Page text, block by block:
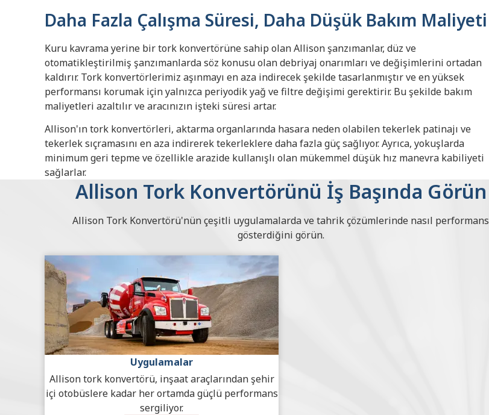
Daha Fazla Çalışma Süresi, Daha Düşük Bakım Maliyeti
Kuru kavrama yerine bir tork konvertörüne sahip olan Allison şanzımanlar, düz ve
otomatikleştirilmiş şanzımanlarda söz konusu olan debriyaj onarımları ve değişimlerini ortadan
kaldırır. Tork konvertörlerimiz aşınmayı en aza indirecek şekilde tasarlanmıştır ve en yüksek
performansı korumak için yalnızca periyodik yağ ve filtre değişimi gerektirir. Bu şekilde bakım
maliyetleri azaltılır ve aracınızın işteki süresi artar.
Allison'ın tork konvertörleri, aktarma organlarında hasara neden olabilen tekerlek patinajı ve
tekerlek sıçramasını en aza indirerek tekerleklere daha fazla güç sağlıyor. Ayrıca, yokuşlarda
minimum geri tepme ve özellikle arazide kullanışlı olan mükemmel düşük hız manevra kabiliyeti
sağlarlar.
Allison Tork Konvertörünü İş Başında Görün
Allison Tork Konvertörü'nün çeşitli uygulamalarda ve tahrik çözümlerinde nasıl performans
gösterdiğini görün.
Uygulamalar
Allison tork konvertörü, inşaat araçlarından şehir
içi otobüslere kadar her ortamda güçlü performans
sergiliyor.